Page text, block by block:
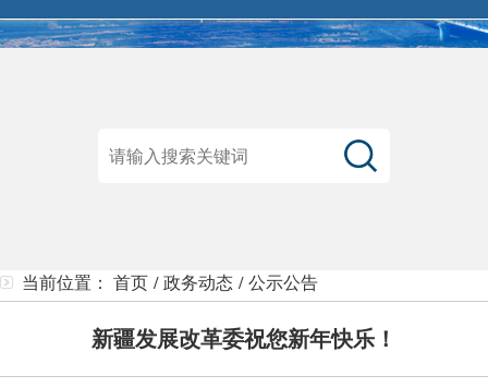
当前位置： 首页 /政务动态 /公示公告
新疆发展改革委祝您新年快乐！